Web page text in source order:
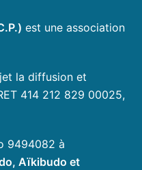
est une association
la diffusion et
414 212 829 00025,
9494082 à
Aïkibudo et